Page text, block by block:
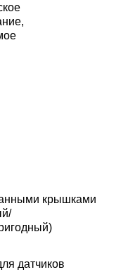
крышками
датчиков